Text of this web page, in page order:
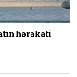
hərəkəti